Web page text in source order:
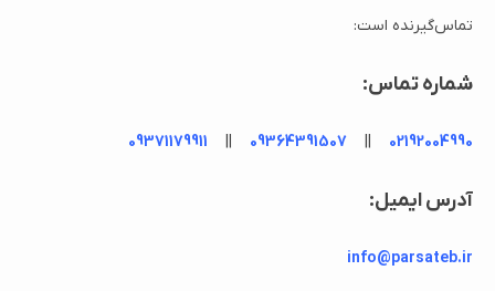
تماس‌گیرنده است:
شماره تماس:
02192004990
||
09364391507
||
09371179911
آدرس ایمیل:
info@parsateb.ir